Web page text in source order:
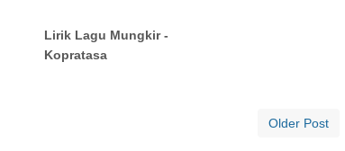
Lirik Lagu Mungkir -
Kopratasa
Older Post